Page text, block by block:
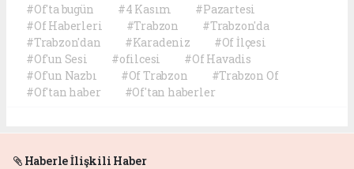
#Of'ta bugün #4 Kasım
#Pazartesi
#Of Haberleri
#Trabzon
#Trabzon'da
#Trabzon'dan
#Karadeniz
#Of İlçesi
#Of'un Sesi
#ofilcesi
#Of Havadis
#Of'un Nazbı
#Of Trabzon
#Trabzon Of
#Of'tan haber
#Of'tan haberler
Haberle İlişkili Haber